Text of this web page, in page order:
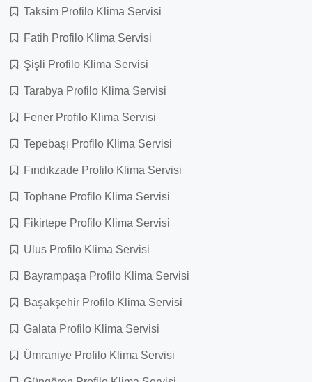
Taksim Profilo Klima Servisi
Fatih Profilo Klima Servisi
Şişli Profilo Klima Servisi
Tarabya Profilo Klima Servisi
Fener Profilo Klima Servisi
Tepebaşı Profilo Klima Servisi
Fındıkzade Profilo Klima Servisi
Tophane Profilo Klima Servisi
Fikirtepe Profilo Klima Servisi
Ulus Profilo Klima Servisi
Bayrampaşa Profilo Klima Servisi
Başakşehir Profilo Klima Servisi
Galata Profilo Klima Servisi
Ümraniye Profilo Klima Servisi